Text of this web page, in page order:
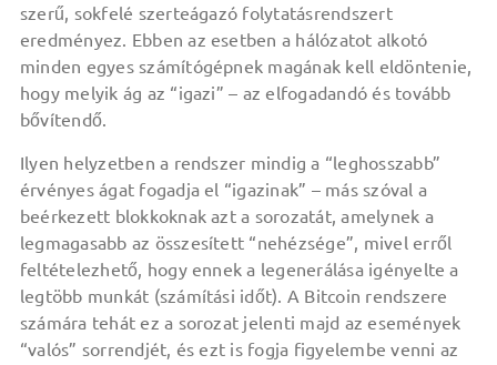
szerű, sokfelé szerteágazó folytatásrendszert
eredményez. Ebben az esetben a hálózatot alkotó
minden egyes számítógépnek magának kell eldöntenie,
hogy melyik ág az “igazi” – az elfogadandó és tovább
bővítendő.
Ilyen helyzetben a rendszer mindig a “leghosszabb”
érvényes ágat fogadja el “igazinak” – más szóval a
beérkezett blokkoknak azt a sorozatát, amelynek a
legmagasabb az összesített “nehézsége”, mivel erről
feltételezhető, hogy ennek a legenerálása igényelte a
legtöbb munkát (számítási időt). A Bitcoin rendszere
számára tehát ez a sorozat jelenti majd az események
“valós” sorrendjét, és ezt is fogja figyelembe venni az